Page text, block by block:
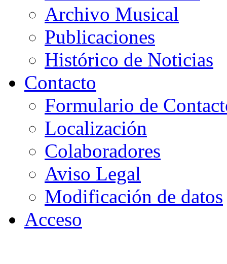
Archivo Musical
Publicaciones
Histórico de Noticias
Contacto
Formulario de
Localización
Colaboradores
Aviso Legal
Modificación de datos
Acceso